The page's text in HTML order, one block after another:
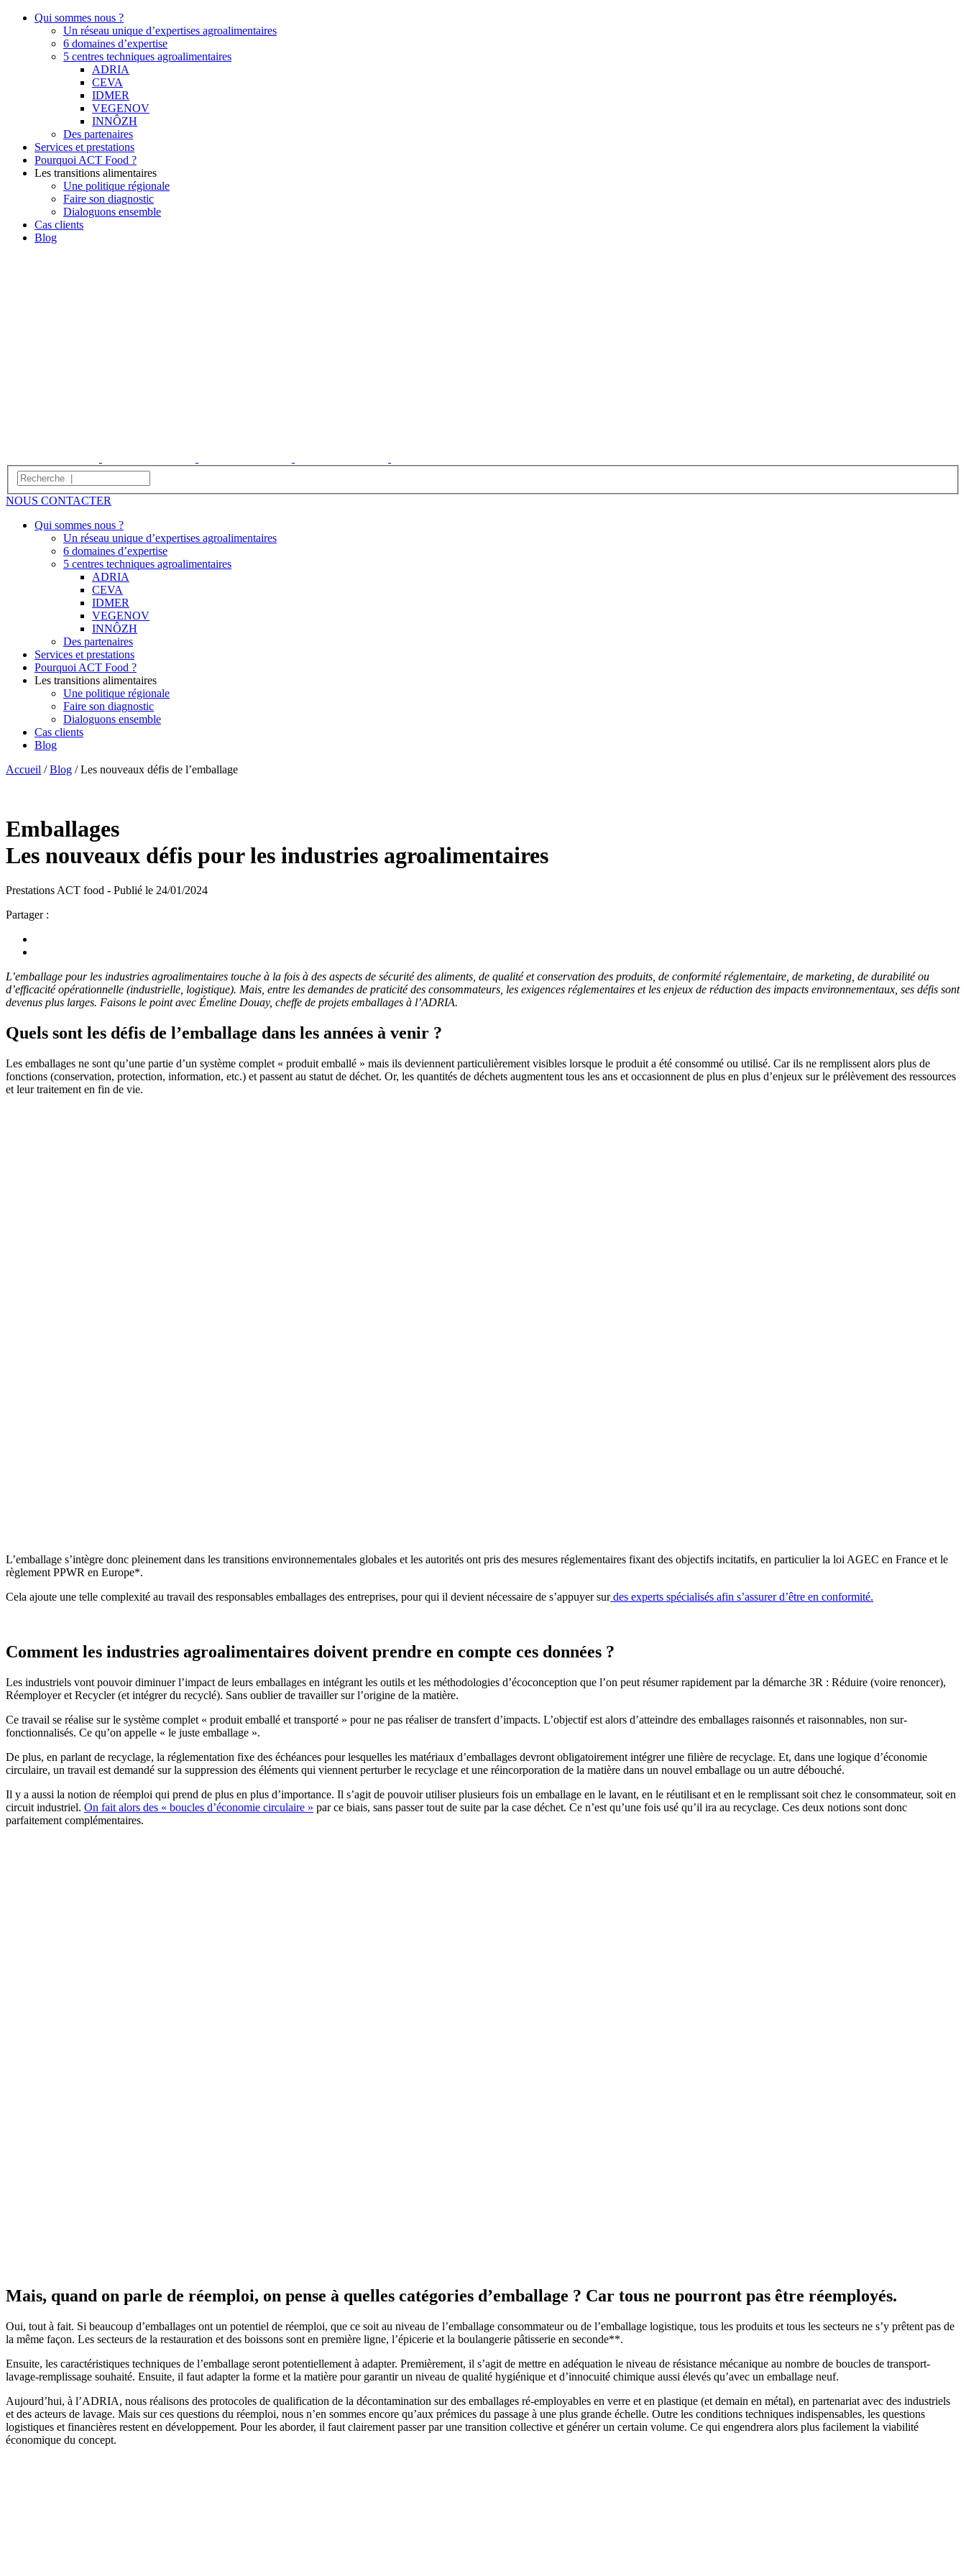
Qui sommes nous ?
Un réseau unique d’expertises agroalimentaires
6 domaines d’expertise
5 centres techniques agroalimentaires
ADRIA
CEVA
IDMER
VEGENOV
INNÔZH
Des partenaires
Services et prestations
Pourquoi ACT Food ?
Les transitions alimentaires
Une politique régionale
Faire son diagnostic
Dialoguons ensemble
Cas clients
Blog
NOUS CONTACTER
Qui sommes nous ?
Un réseau unique d’expertises agroalimentaires
6 domaines d’expertise
5 centres techniques agroalimentaires
ADRIA
CEVA
IDMER
VEGENOV
INNÔZH
Des partenaires
Services et prestations
Pourquoi ACT Food ?
Les transitions alimentaires
Une politique régionale
Faire son diagnostic
Dialoguons ensemble
Cas clients
Blog
Accueil /Blog /Les nouveaux défis de l’emballage
Emballages
Les nouveaux défis pour les industries agroalimentaires
Prestations ACT food - Publié le 24/01/2024
Partager :
L’emballage pour les industries agroalimentaires touche à la fois à des aspects de sécurité des aliments, de qualité et conservation des produits, de conformité réglementaire, de marketing, de durabilité ou
d’efficacité opérationnelle (industrielle, logistique). Mais, entre les demandes de praticité des consommateurs, les exigences réglementaires et les enjeux de réduction des impacts environnementaux, ses défis sont
devenus plus larges. Faisons le point avec Émeline Douay, cheffe de projets emballages à l’ADRIA.
Quels sont les défis de l’emballage dans les années à venir ?
Les emballages ne sont qu’une partie d’un système complet « produit emballé » mais ils deviennent particulièrement visibles lorsque le produit a été consommé ou utilisé. Car ils ne remplissent alors plus de
fonctions (conservation, protection, information, etc.) et passent au statut de déchet. Or, les quantités de déchets augmentent tous les ans et occasionnent de plus en plus d’enjeux sur le prélèvement des ressources
et leur traitement en fin de vie.
L’emballage s’intègre donc pleinement dans les transitions environnementales globales et les autorités ont pris des mesures réglementaires fixant des objectifs incitatifs, en particulier la loi AGEC en France et le
règlement PPWR en Europe*.
Cela ajoute une telle complexité au travail des responsables emballages des entreprises, pour qui il devient nécessaire de s’appuyer surdes experts spécialisés afin s’assurer d’être en conformité.
Comment les industries agroalimentaires doivent prendre en compte ces données ?
Les industriels vont pouvoir diminuer l’impact de leurs emballages en intégrant les outils et les méthodologies d’écoconception que l’on peut résumer rapidement par la démarche 3R : Réduire (voire renoncer),
Réemployer et Recycler (et intégrer du recyclé). Sans oublier de travailler sur l’origine de la matière.
Ce travail se réalise sur le système complet « produit emballé et transporté » pour ne pas réaliser de transfert d’impacts. L’objectif est alors d’atteindre des emballages raisonnés et raisonnables, non sur-
fonctionnalisés. Ce qu’on appelle « le juste emballage ».
De plus, en parlant de recyclage, la réglementation fixe des échéances pour lesquelles les matériaux d’emballages devront obligatoirement intégrer une filière de recyclage. Et, dans une logique d’économie
circulaire, un travail est demandé sur la suppression des éléments qui viennent perturber le recyclage et une réincorporation de la matière dans un nouvel emballage ou un autre débouché.
Il y a aussi la notion de réemploi qui prend de plus en plus d’importance. Il s’agit de pouvoir utiliser plusieurs fois un emballage en le lavant, en le réutilisant et en le remplissant soit chez le consommateur, soit en
circuit industriel. On fait alors des « boucles d’économie circulaire » par ce biais, sans passer tout de suite par la case déchet. Ce n’est qu’une fois usé qu’il ira au recyclage. Ces deux notions sont donc
parfaitement complémentaires.
Mais, quand on parle de réemploi, on pense à quelles catégories d’emballage ? Car tous ne pourront pas être réemployés.
Oui, tout à fait. Si beaucoup d’emballages ont un potentiel de réemploi, que ce soit au niveau de l’emballage consommateur ou de l’emballage logistique, tous les produits et tous les secteurs ne s’y prêtent pas de
la même façon. Les secteurs de la restauration et des boissons sont en première ligne, l’épicerie et la boulangerie pâtisserie en seconde**.
Ensuite, les caractéristiques techniques de l’emballage seront potentiellement à adapter. Premièrement, il s’agit de mettre en adéquation le niveau de résistance mécanique au nombre de boucles de transport-
lavage-remplissage souhaité. Ensuite, il faut adapter la forme et la matière pour garantir un niveau de qualité hygiénique et d’innocuité chimique aussi élevés qu’avec un emballage neuf.
Aujourd’hui, à l’ADRIA, nous réalisons des protocoles de qualification de la décontamination sur des emballages ré-employables en verre et en plastique (et demain en métal), en partenariat avec des industriels
et des acteurs de lavage. Mais sur ces questions du réemploi, nous n’en sommes encore qu’aux prémices du passage à une plus grande échelle. Outre les conditions techniques indispensables, les questions
logistiques et financières restent en développement. Pour les aborder, il faut clairement passer par une transition collective et générer un certain volume. Ce qui engendrera alors plus facilement la viabilité
économique du concept.